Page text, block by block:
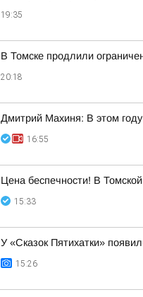
19:35
В Томске продлили
20:18
Дмитрий Махиня: В этом
16:55
Цена беспечности! В
15:33
У «Сказок Пятихатки»
15:26